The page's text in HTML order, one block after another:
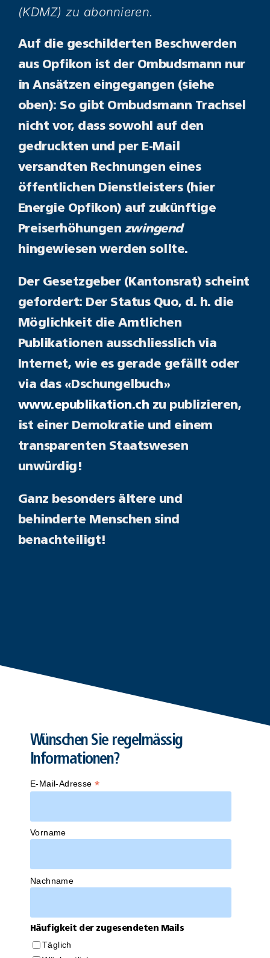
(KDMZ) zu abonnieren.
Auf die geschilderten Beschwerden
aus Opfikon ist der Ombudsmann nur
in Ansätzen eingegangen (siehe
oben): So gibt Ombudsmann Trachsel
nicht vor, dass sowohl auf den
gedruckten und per E-Mail
versandten Rechnungen eines
öffentlichen Dienstleisters (hier
Energie Opfikon) auf zukünftige
Preiserhöhungen zwingend
hingewiesen werden sollte.
Der Gesetzgeber (Kantonsrat) scheint
gefordert: Der Status Quo, d. h. die
Möglichkeit die Amtlichen
Publikationen ausschliesslich via
Internet, wie es gerade gefällt oder
via das «Dschungelbuch»
www.epublikation.ch zu publizieren,
ist einer Demokratie und einem
transparenten Staatswesen
unwürdig!
Ganz besonders ältere und
behinderte Menschen sind
benachteiligt!
Wünschen Sie regelmässig
Informationen?
E-Mail-Adresse*
Vorname
Nachname
Häufigkeit der zugesendeten Mails
Täglich